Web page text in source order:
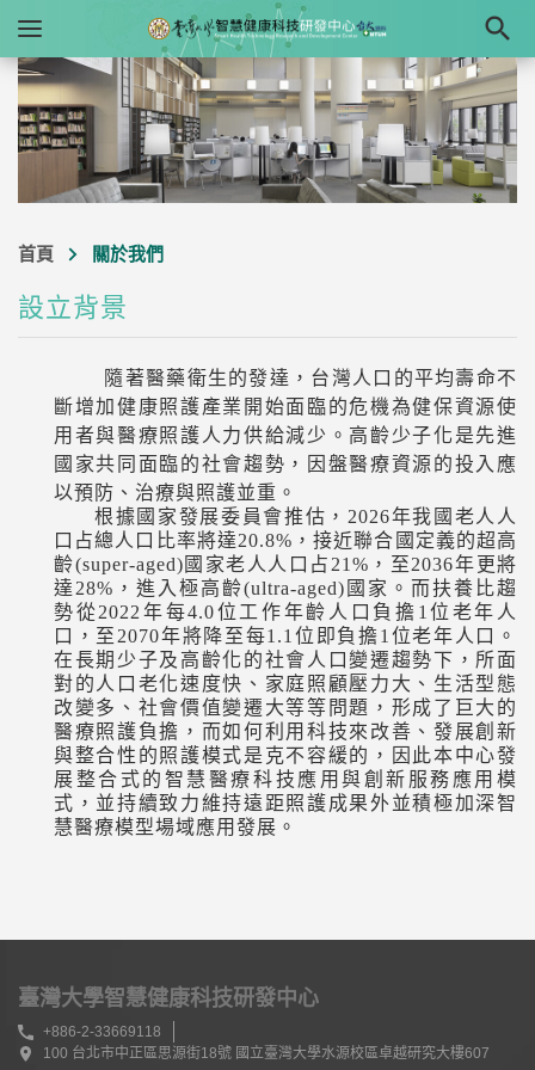

首頁 關於我們
設立背景
隨著醫藥衛生的發達，台灣人口的平均壽命不
斷增加健康照護產業開始面臨的危機為健保資源使
用者與醫療照護人力供給減少。高齡少子化是先進
國家共同面臨的社會趨勢，因盤醫療資源的投入應
以預防、治療與照護並重。
根據國家發展委員會推估， 2026年我國老人人
口占總人口比率將達20.8% ，接近聯合國定義的超高
齡(super-aged) 國家老人人口占 21% ，至2036年更將
達 28% ，進入極高齡(ultra-aged) 國家。而扶養比趨
勢從2022 年每4.0位工作年齡人口負擔 1 位老年人
口，至 2070年將降至每1.1 位即負擔1 位老年人口。
在長期少子及高齡化的社會人口變遷趨勢下，所面
對的人口老化速度快、家庭照顧壓力大、生活型態
改變多、社會價值變遷大等等問題，形成了巨大的
醫療照護負擔，而如何利用科技來改善、發展創新
與整合性的照護模式是克不容緩的，因此本中心發
展整合式的智慧醫療科技應用與創新服務應用模
式，並持續致力維持遠距照護成果外並積極加深智
慧醫療模型場域應用發展。
臺灣大學智慧健康科技研發中心
+886-2-33669118
100 台北市中正區思源街18號 國立臺灣大學水源校區卓越研究大樓607